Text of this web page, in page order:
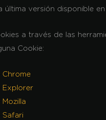
última versión disponible
a través de las
Cookie:
Explorer
Safari